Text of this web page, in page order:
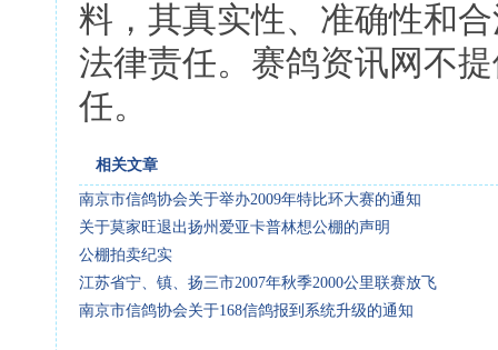
料，其真实性、准确性和
法律责任。赛鸽资讯网不
任。
相关文章
南京市信鸽协会关于举办2009年特比环大赛的通知
关于莫家旺退出扬州爱亚卡普林想公棚的声明
公棚拍卖纪实
江苏省宁、镇、扬三市2007年秋季2000公里联赛放飞
南京市信鸽协会关于168信鸽报到系统升级的通知